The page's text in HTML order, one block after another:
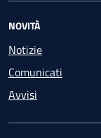
NOVITÀ
Notizie
Comunicati
Avvisi